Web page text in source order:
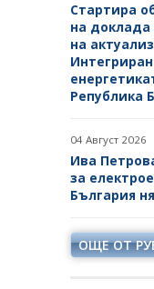
Стартира
на доклада
на
Република
04 Август 2026
Ива
за
България
ОЩЕ ОТ